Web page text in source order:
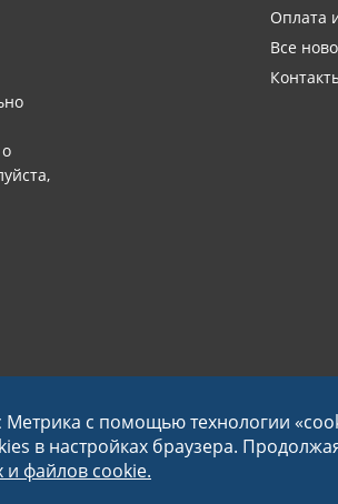
Оплата
Все
Метрика с помощью технологии
в настройках браузера.
и файлов cookie.